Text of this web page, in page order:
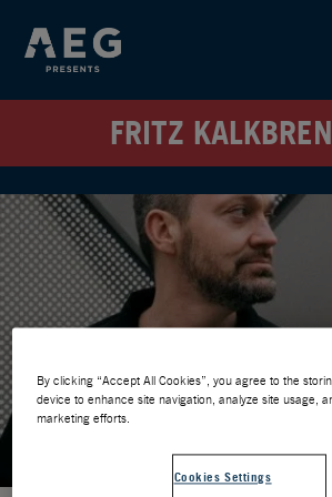
FRITZ
By clicking “Accept All Cookies”, you agree to the
device to enhance site navigation, analyze site usage,
marketing efforts.
Cookies Settings